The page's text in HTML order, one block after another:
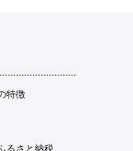
特徴
るさと納税